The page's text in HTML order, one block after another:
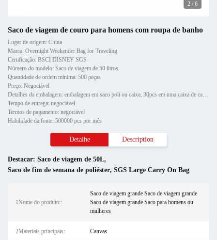
2 / 6
Saco de viagem de couro para homens com roupa de banho
Lugar de origem: China
Marca: Overnight Weekender Bag for Traveling
Certificação: BSCI DISNEY SGS
Número do modelo: Saco de viagem de 50 litros
Quantidade de ordem mínima: 500 peças
Preço: Negociável
Detalhes da embalagem: embalagem em saco poli ou caixa, 30pcs em uma caixa de cartão
Tempo de entrega: negociável
Termos de pagamento: negociável
Habilidade da fonte: 500000 pcs por mês
Detalhe Description
Destacar: Saco de viagem de 50L,
Saco de fim de semana de poliéster, SGS Large Carry On Bag
1Nome do produto::
Saco de viagem grande Saco de viagem grande
Saco de viagem grande Saco para homens ou
mulheres
2Materiais principais: Canvas